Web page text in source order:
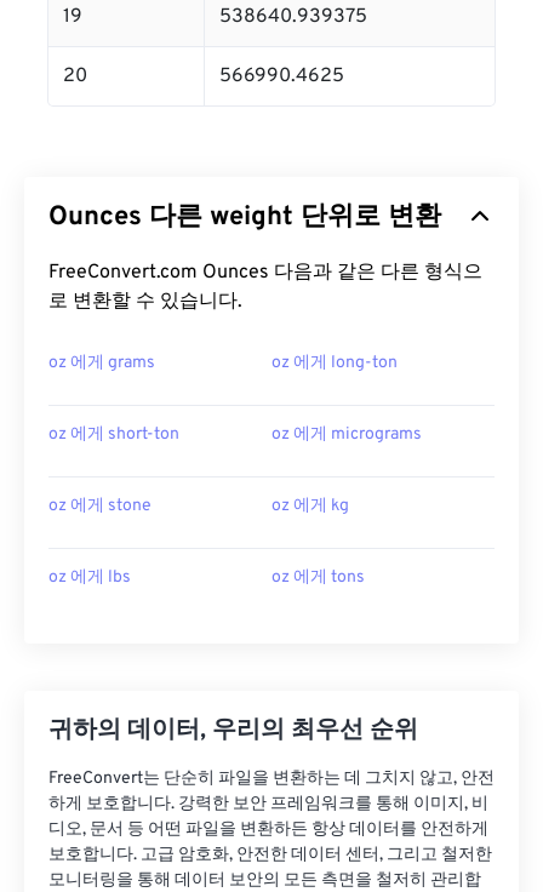
19 538640.939375
20 566990.4625
Ounces 다른 weight 단위로 변환
FreeConvert.com Ounces 다음과 같은 다른 형식으
로 변환할 수 있습니다.
oz 에게 grams oz 에게 long-ton
oz 에게 short-ton oz 에게 micrograms
oz 에게 stone oz 에게 kg
oz 에게 lbs oz 에게 tons
귀하의 데이터, 우리의 최우선 순위
FreeConvert는 단순히 파일을 변환하는 데 그치지 않고, 안전
하게 보호합니다. 강력한 보안 프레임워크를 통해 이미지, 비
디오, 문서 등 어떤 파일을 변환하든 항상 데이터를 안전하게
보호합니다. 고급 암호화, 안전한 데이터 센터, 그리고 철저한
모니터링을 통해 데이터 보안의 모든 측면을 철저히 관리합